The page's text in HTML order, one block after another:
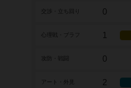
0
1
0
アート・外見 2